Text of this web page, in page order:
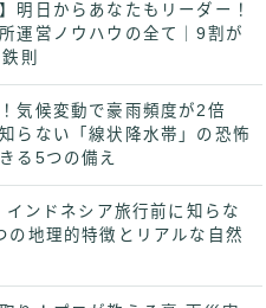
明日からあなたもリーダー！
運営ノウハウの全て｜9割が
則
気候変動で豪雨頻度が2倍
らない「線状降水帯」の恐怖
る5つの備え
インドネシア旅行前に知らな
の地理的特徴とリアルな自然